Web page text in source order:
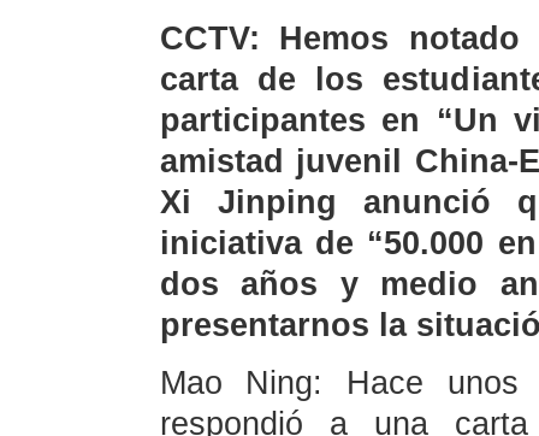
CCTV: Hemos
carta de los
participantes en “Un
amistad juvenil China-
Xi Jinping anunció
iniciativa de “50.000
dos años y medio
presentarnos la
Mao Ning: Hace
respondió a una